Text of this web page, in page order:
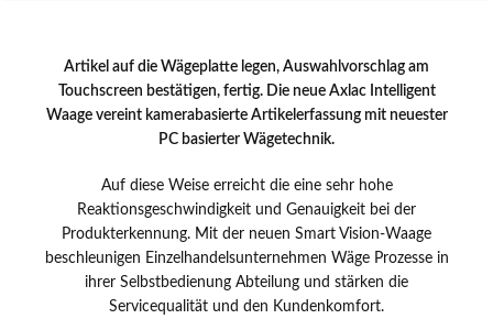
Artikel auf die Wägeplatte legen, Auswahlvorschlag am
Touchscreen bestätigen, fertig. Die neue Axlac Intelligent
Waage vereint kamerabasierte Artikelerfassung mit neuester
PC basierter Wägetechnik.
Auf diese Weise erreicht die eine sehr hohe
Reaktionsgeschwindigkeit und Genauigkeit bei der
Produkterkennung. Mit der neuen Smart Vision-Waage
beschleunigen Einzelhandelsunternehmen Wäge Prozesse in
ihrer Selbstbedienung Abteilung und stärken die
Servicequalität und den Kundenkomfort.